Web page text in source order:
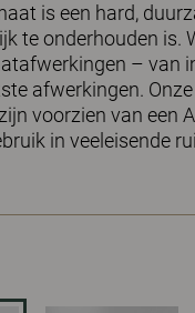
is een hard,
te onderhouden is.
– van
afwerkingen.
voorzien van een
in veeleisende